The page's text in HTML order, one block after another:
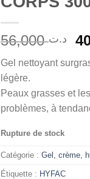
د.ت56,000
Gel nettoyant
légère.
Peaux grasses et
problèmes, à
Rupture de stock
Catégorie : Gel, crème,
Étiquette : HYFAC